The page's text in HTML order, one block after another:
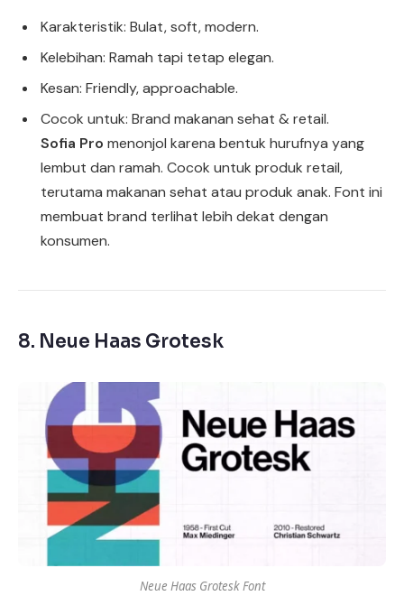
Karakteristik: Bulat, soft, modern.
Kelebihan: Ramah tapi tetap elegan.
Kesan: Friendly, approachable.
Cocok untuk: Brand makanan sehat & retail.
Sofia Pro menonjol karena bentuk hurufnya yang
lembut dan ramah. Cocok untuk produk retail,
terutama makanan sehat atau produk anak. Font ini
membuat brand terlihat lebih dekat dengan
konsumen.
8. Neue Haas Grotesk
Neue Haas Grotesk Font